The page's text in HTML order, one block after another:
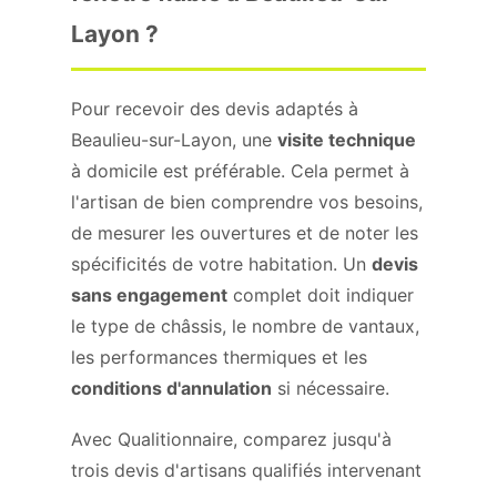
Layon ?
Pour recevoir des devis adaptés à
Beaulieu-sur-Layon, une visite technique
à domicile est préférable. Cela permet à
l'artisan de bien comprendre vos besoins,
de mesurer les ouvertures et de noter les
spécificités de votre habitation. Un devis
sans engagement complet doit indiquer
le type de châssis, le nombre de vantaux,
les performances thermiques et les
conditions d'annulation si nécessaire.
Avec Qualitionnaire, comparez jusqu'à
trois devis d'artisans qualifiés intervenant